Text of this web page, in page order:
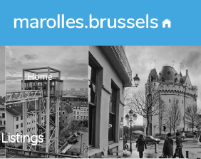
Home
Listings